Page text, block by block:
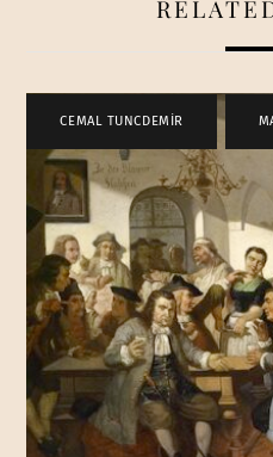
CEMAL TUNCDEMİR ,